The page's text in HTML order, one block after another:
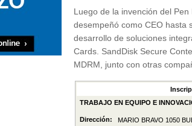
Luego de la invención del
desempeñó como CEO hasta
desarrollo de soluciones
Cards. SandDisk Secure
MDRM, junto con otras